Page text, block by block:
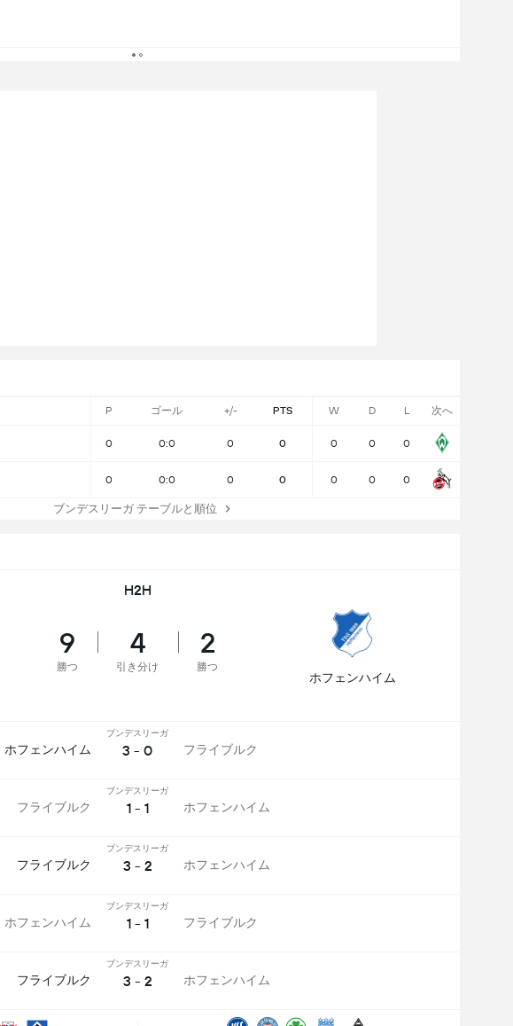
P ゴール +/- PTS W D L 次へ
0 0:0 0 0 0 0 0
0 0:0 0 0 0 0 0
ブンデスリーガ テーブルと順位
H2H
9
勝つ
4
引き分け
2
勝つ
ホフェンハイム
ホフェンハイム
ブンデスリーガ
3 - 0 フライブルク
フライブルク
ブンデスリーガ
1 - 1 ホフェンハイム
フライブルク
ブンデスリーガ
3 - 2 ホフェンハイム
ホフェンハイム
ブンデスリーガ
1 - 1 フライブルク
フライブルク
ブンデスリーガ
3 - 2 ホフェンハイム